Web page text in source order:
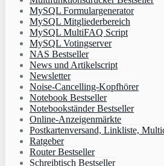
MySQL Formulargenerator
MySQL Mitgliederbereich
MySQL MultiFAQ Script
MySQL Votingserver
NAS Bestseller
News und Artikelscript
Newsletter
Noise-Cancelling-Kopfhörer
Notebook Bestseller
Notebookständer Bestseller
Online-Anzeigenmärkte
Postkartenversand, Linkliste,
Ratgeber
Router Bestseller
Schreibtisch Bestseller